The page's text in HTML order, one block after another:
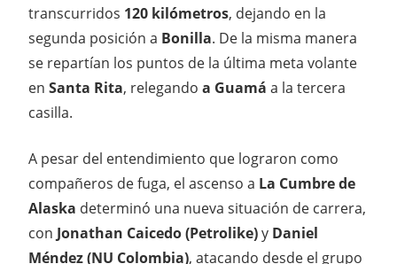
transcurridos 120 kilómetros, dejando en la
segunda posición a Bonilla. De la misma manera
se repartían los puntos de la última meta volante
en Santa Rita, relegando a Guamá a la tercera
casilla.
A pesar del entendimiento que lograron como
compañeros de fuga, el ascenso a La Cumbre de
Alaska determinó una nueva situación de carrera,
con Jonathan Caicedo (Petrolike)y Daniel
Méndez(NU Colombia), atacando desde el grupo